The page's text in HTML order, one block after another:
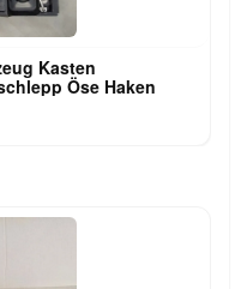
Kasten
Öse Haken